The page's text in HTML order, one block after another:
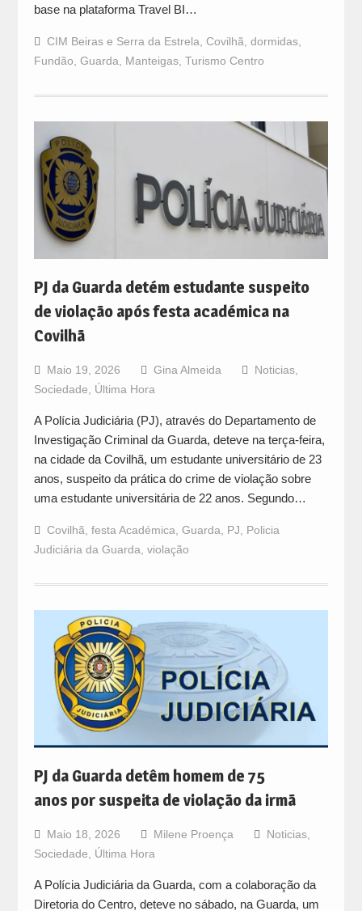
base na plataforma Travel BI…
CIM Beiras e Serra da Estrela Covilhã dormidas,
Fundão Guarda Manteigas, Turismo Centro
PJ da Guarda detém estudante suspeito
de violação após festa académica na
Covilhã
Maio 19, 2026 Gina Almeida Noticias,
Sociedade
Última Hora
A Polícia Judiciária (PJ), através do Departamento de
Investigação Criminal da Guarda, deteve na terça-feira,
na cidade da Covilhã, um estudante universitário de 23
anos, suspeito da prática do crime de violação sobre
uma estudante universitária de 22 anos. Segundo…
Covilhã festa Académica Guarda PJ
Policia
Judiciária da Guarda violação
PJ da Guarda detêm homem de 75
anos por suspeita de violação da irmã
Maio 18, 2026 Milene Proença Noticias,
Sociedade
Última Hora
A Polícia Judiciária da Guarda, com a colaboração da
Diretoria do Centro, deteve no sábado, na Guarda, um